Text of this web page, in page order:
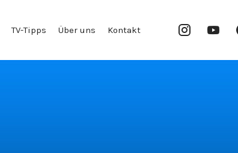
TV-Tipps Über uns Kontakt Instagram